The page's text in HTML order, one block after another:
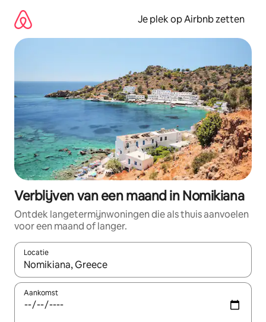
direct
naar
inhoud
Je plek op Airbnb zetten
Verblijven van een maand in Nomikiana
Ontdek langetermijnwoningen die als thuis aanvoelen
voor een maand of langer.
Locatie
Wanneer er resultaten beschikbaar zijn, maak je een keuze
Aankomst